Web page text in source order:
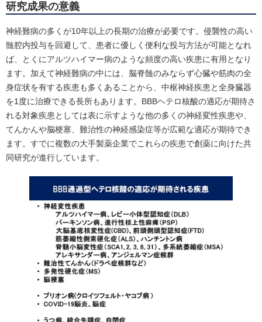
研究成果の意義
神経難病の多くが10年以上の長期の治療が必要です。侵襲性の高い
髄腔内投与を回避して、患者に優しく便利な投与方法が可能となれ
ば、とくにアルツハイマー病のような頻度の高い疾患に有用となり
ます。加えて神経難病の中には、脳脊髄のみならず心臓や筋肉の全
身症状を有する疾患も多くあることから、中枢神経疾患と全身臓器
を1度に治療できる長所もあります。BBBヘテロ核酸の適応が期待さ
れる対象疾患としては表に示すような他の多くの神経変性疾患や、
てんかんや脳梗塞、難治性の神経感染症等が広範な適応が期待でき
ます。すでに複数の大手製薬企業でこれらの疾患で創薬に向けた共
同研究が進行しています。